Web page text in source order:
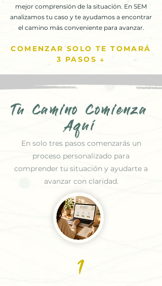
mejor comprensión de la situación. En SEM
analizamos tu caso y te ayudamos a encontrar
el camino más conveniente para avanzar.
COMENZAR SOLO TE TOMARÁ
3 PASOS ↓
Tu Camino Comienza
Aquí
En solo tres pasos comenzarás un
proceso personalizado para
comprender tu situación y ayudarte a
avanzar con claridad.
1